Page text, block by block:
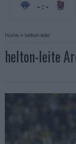
- : -
Home » helton-leite
helton-leite